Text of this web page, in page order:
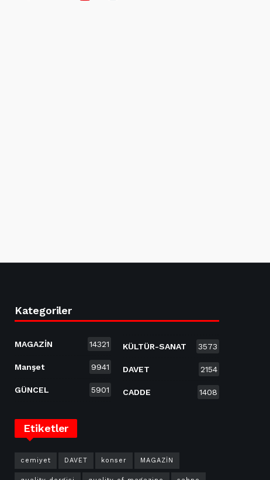
Kategoriler
MAGAZİN 14321
Manşet 9941
GÜNCEL 5901
KÜLTÜR-SANAT 3573
DAVET 2154
CADDE 1408
Etiketler
cemiyet DAVET konser MAGAZİN